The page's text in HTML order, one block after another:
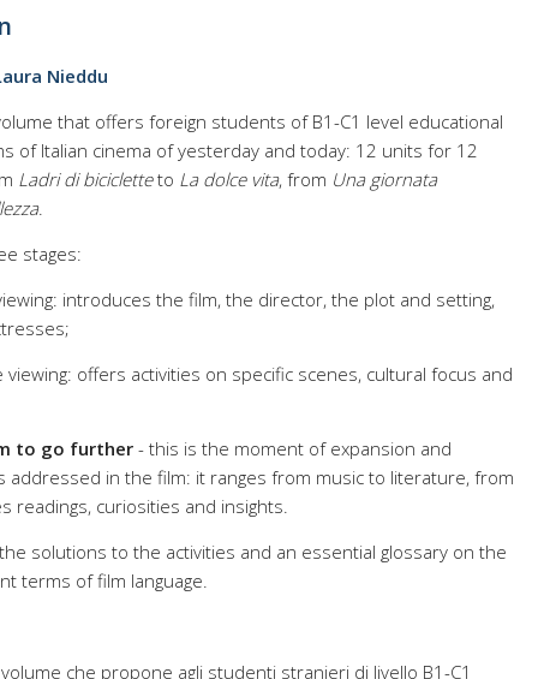
Nieddu
that offers foreign students of B1-C1 level educational
of Italian cinema of yesterday and today: 12 units for 12
Ladri di bicicletteto La dolce vita, from Una giornata
.
stages:
introduces the film, the director, the plot and setting,
offers activities on specific scenes, cultural focus and
to go further- this is the moment of expansion and
addressed in the film: it ranges from music to literature, from
readings, curiosities and insights.
solutions to the activities and an essential glossary on the
terms of film language.
che propone agli studenti stranieri di livello B1-C1